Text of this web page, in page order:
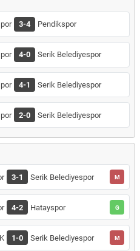
3-4 Pendikspor
4-0 Serik Belediyespor
4-1 Serik Belediyespor
2-0 Serik Belediyespor
3-1 Serik Belediyespor M
4-2 Hatayspor G
1-0 Serik Belediyespor M